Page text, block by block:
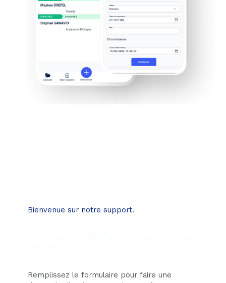
Bienvenue sur notre support.
Remplissez le formulaire pour faire une